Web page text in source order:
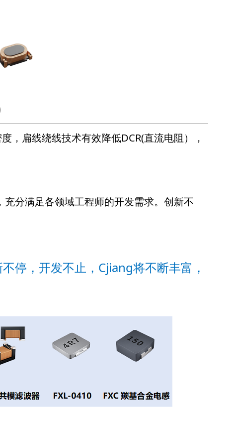
，扁线绕线技术有效降低DCR(直流电阻），
分满足各领域工程师的开发需求。创新不
停，开发不止，Cjiang将不断丰富，